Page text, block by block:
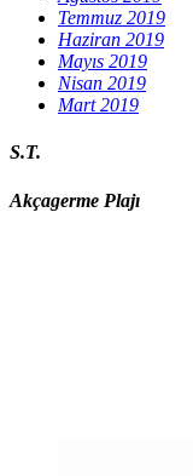
Temmuz 2019
Haziran 2019
Mayıs 2019
Nisan 2019
Mart 2019
S.T.
Akçagerme Plajı